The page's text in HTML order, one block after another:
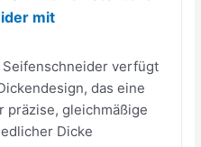
mit
verfügt
das eine
präzise, gleichmäßige
Dicke